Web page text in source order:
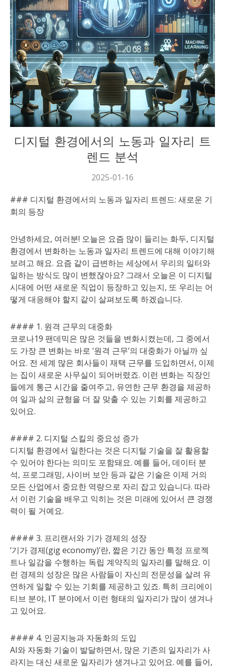
재테크
디지털 환경에서의 노동과 일자리 트
렌드 분석
2025-01-16
### 디지털 환경에서의 노동과 일자리 트렌드: 새로운 기
회의 등장
안녕하세요, 여러분! 오늘은 요즘 많이 들리는 화두, 디지털
환경에서 변화하는 노동과 일자리 트렌드에 대해 이야기해
보려고 해요. 요즘 같이 급변하는 세상에서 우리의 일터와
일하는 방식도 많이 변했잖아요? 그래서 오늘은 이 디지털
시대에 어떤 새로운 직업이 등장하고 있는지, 또 우리는 어
떻게 대응해야 할지 같이 살펴보도록 하겠습니다.
#### 1. 원격 근무의 대중화
코로나19 팬데믹은 많은 것들을 변화시켰는데, 그 중에서
도 가장 큰 변화는 바로 ‘원격 근무’의 대중화가 아닐까 싶
어요. 전 세계 많은 회사들이 재택 근무를 도입하면서, 이제
는 집이 새로운 사무실이 되어버렸죠. 이런 변화는 직장인
들에게 통근 시간을 줄여주고, 유연한 근무 환경을 제공하
여 일과 삶의 균형을 더 잘 맞출 수 있는 기회를 제공하고
있어요.
#### 2. 디지털 스킬의 중요성 증가
디지털 환경에서 일한다는 것은 디지털 기술을 잘 활용할
수 있어야 한다는 의미도 포함돼요. 예를 들어, 데이터 분
석, 프로그래밍, 사이버 보안 등과 같은 기술은 이제 거의
모든 산업에서 중요한 역량으로 자리 잡고 있습니다. 따라
서 이런 기술을 배우고 익히는 것은 미래에 있어서 큰 경쟁
력이 될 거예요.
#### 3. 프리랜서와 기가 경제의 성장
‘기가 경제(gig economy)’란, 짧은 기간 동안 특정 프로젝
트나 일감을 수행하는 독립 계약직의 일자리를 말해요. 이
런 경제의 성장은 많은 사람들이 자신의 전문성을 살려 유
연하게 일할 수 있는 기회를 제공하고 있죠. 특히 크리에이
티브 분야, IT 분야에서 이런 형태의 일자리가 많이 생겨나
고 있어요.
#### 4. 인공지능과 자동화의 도입
AI와 자동화 기술이 발달하면서, 많은 기존의 일자리가 사
라지는 대신 새로운 일자리가 생겨나고 있어요. 예를 들어,